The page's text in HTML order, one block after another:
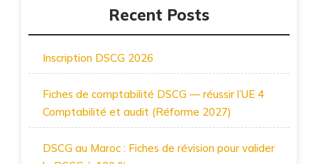
Recent Posts
Inscription DSCG 2026
Fiches de comptabilité DSCG — réussir l’UE 4
Comptabilité et audit (Réforme 2027)
DSCG au Maroc : Fiches de révision pour valider